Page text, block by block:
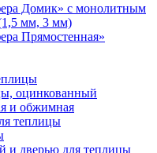
Домик» с монолитным
мм, 3 мм)
Прямостенная»
оцинкованный
и обжимная
теплицы
и дверью для теплицы